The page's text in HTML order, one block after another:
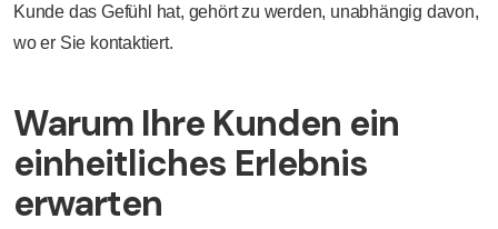
Kunde das Gefühl hat, gehört zu werden, unabhängig davon,
wo er Sie kontaktiert.
Warum Ihre Kunden ein
einheitliches Erlebnis
erwarten